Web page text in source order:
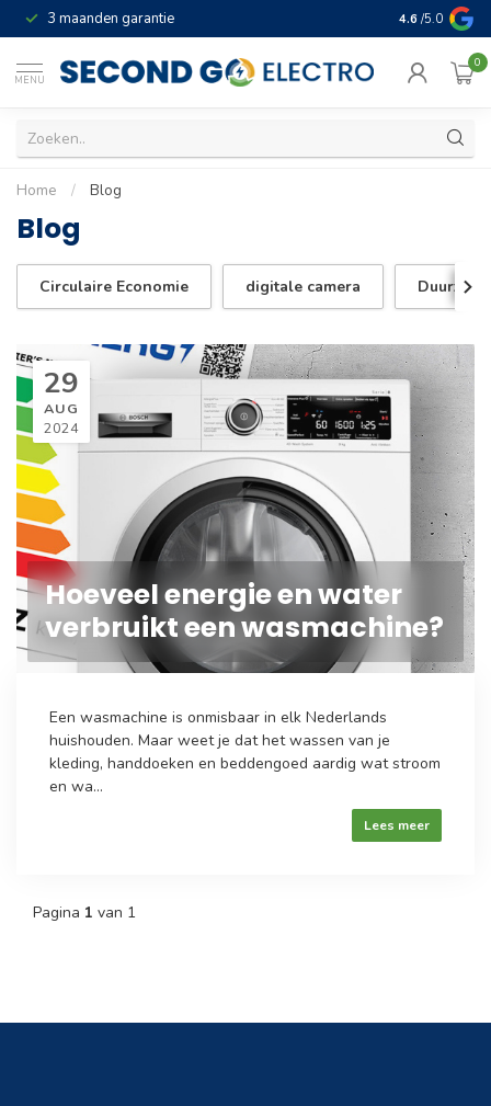
3 maanden garantie Geld terug
4.6 /5.0
MENU
0
Home / Blog
Blog
Circulaire Economie digitale camera
29
AUG
2024
Hoeveel energie en water
verbruikt een wasmachine?
Een wasmachine is onmisbaar in elk Nederlands
huishouden. Maar weet je dat het wassen van je
kleding, handdoeken en beddengoed aardig wat stroom
en wa...
Lees meer
Pagina 1 van 1